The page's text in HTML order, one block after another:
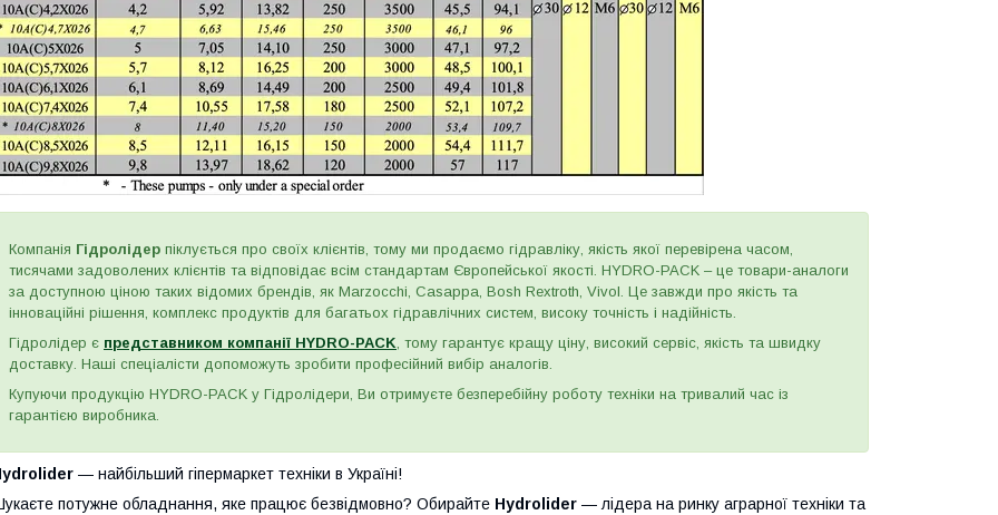
Компанія Гідролідер піклується про своїх клієнтів, тому ми продаємо гідравліку, якість якої перевірена часом,
тисячами задоволених клієнтів та відповідає всім стандартам Європейської якості. HYDRO-PACK – це товари-аналоги
за доступною ціною таких відомих брендів, як Marzocchi, Casappa, Bosh Rextroth, Vivol. Це завжди про якість та
інноваційні рішення, комплекс продуктів для багатьох гідравлічних систем, високу точність і надійність.
Гідролідер є представником компанії HYDRO-PACK, тому гарантує кращу ціну, високий сервіс, якість та швидку
доставку. Наші спеціалісти допоможуть зробити професійний вибір аналогів.
Купуючи продукцію HYDRO-PACK у Гідролідери, Ви отримуєте безперебійну роботу техніки на тривалий час із
гарантією виробника.
— найбільший гіпермаркет техніки в Україні!
потужне обладнання, яке працює безвідмовно? Обирайте Hydrolider — лідера на ринку аграрної техніки та